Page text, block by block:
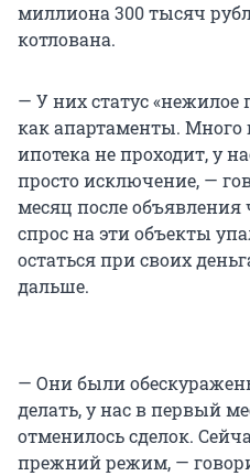
миллиона 300 тысяч
котлована.
— У них статус «нежилое
как апартаменты. Много
ипотека не проходит, у
просто исключение, —
месяц после
спрос на эти объекты
остаться при своих
дальше.
— Они были
делать, у нас в первый
отменилось сделок.
прежний режим, —